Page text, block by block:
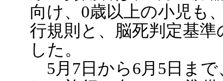
向け、0歳以上の小児も
行規則と、脳死判定基
した。
5月7日から6月5日ま